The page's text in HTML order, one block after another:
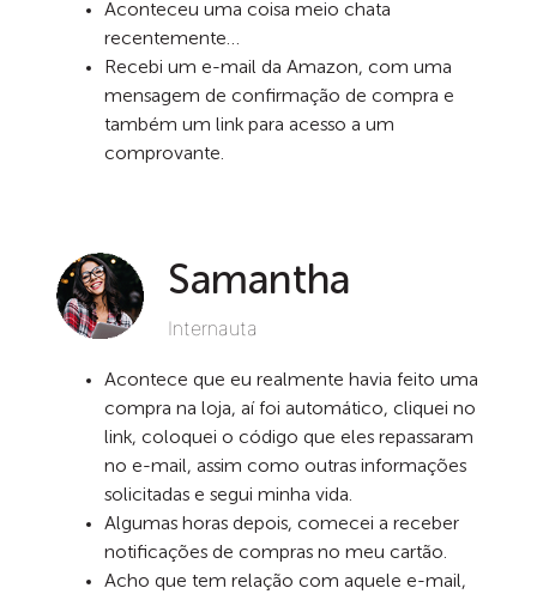
Aconteceu uma coisa meio chata
recentemente…
Recebi um e-mail da Amazon, com uma
mensagem de confirmação de compra e
também um link para acesso a um
comprovante.
Samantha
Internauta
Acontece que eu realmente havia feito uma
compra na loja, aí foi automático, cliquei no
link, coloquei o código que eles repassaram
no e-mail, assim como outras informações
solicitadas e segui minha vida.
Algumas horas depois, comecei a receber
notificações de compras no meu cartão.
Acho que tem relação com aquele e-mail,